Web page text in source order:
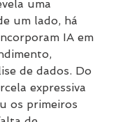
uma
um lado, há
IA em
de dados. Do
expressiva
os primeiros